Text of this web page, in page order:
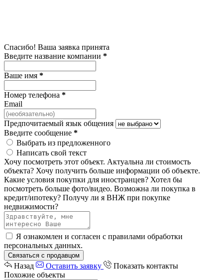
Спасибо! Ваша заявка принята
Введите название компании *
Ваше имя *
Номер телефона *
Email
Предпочитаемый язык общения
Введите сообщение *
Выбрать из предложенного
Написать свой текст
Хочу посмотреть этот объект. Актуальна ли стоимость
объекта? Хочу получить больше информации об объекте.
Какие условия покупки для иностранцев? Хотел бы
посмотреть больше фото/видео. Возможна ли покупка в
кредит/ипотеку? Получу ли я ВНЖ при покупке
недвижимости?
Я ознакомлен и согласен с правилами обработки
персональных данных.
Связаться с продавцом
Назад Оставить заявку
Показать контакты
Похожие объекты